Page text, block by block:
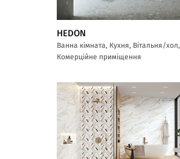
HEDON
Ванна кімната, Кухня, Вітальня/хол,
Комерційне приміщення